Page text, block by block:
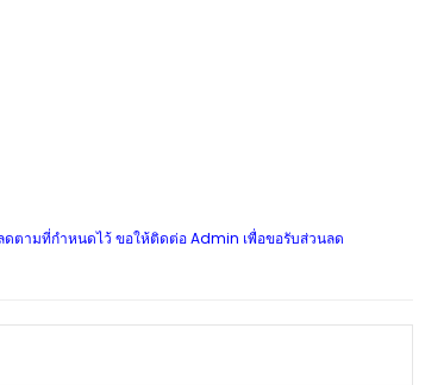
ดตามที่กำหนดไว้ ขอให้ติดต่อ Admin เพื่อขอรับส่วนลด